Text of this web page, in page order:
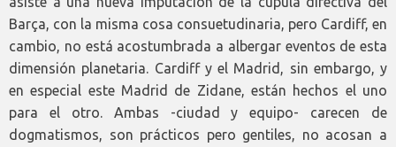
Barça, con la misma cosa consuetudinaria, pero Cardiff, en
cambio, no está acostumbrada a albergar eventos de esta
dimensión planetaria. Cardiff y el Madrid, sin embargo, y
en especial este Madrid de Zidane, están hechos el uno
para el otro. Ambas -ciudad y equipo- carecen de
dogmatismos, son prácticos pero gentiles, no acosan a